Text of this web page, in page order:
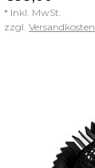
* Inkl. MwSt.
zzgl. Versandkosten